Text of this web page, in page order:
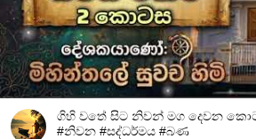
ගිහි වතේ සිට නිවන් මග දෙවන
#නිවන #සද්ධර්මය #බණ